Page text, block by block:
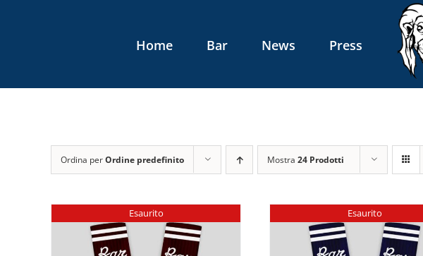
Home Bar News Press
Ordina perOrdine predefinito Mostra 24 Prodotti
Esaurito Esaurito